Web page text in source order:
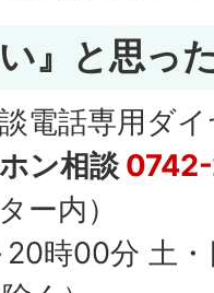
い』と思っ
電話専用ダ
ン相談
ー内）
時00分 土